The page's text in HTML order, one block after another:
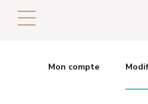
Mon compte